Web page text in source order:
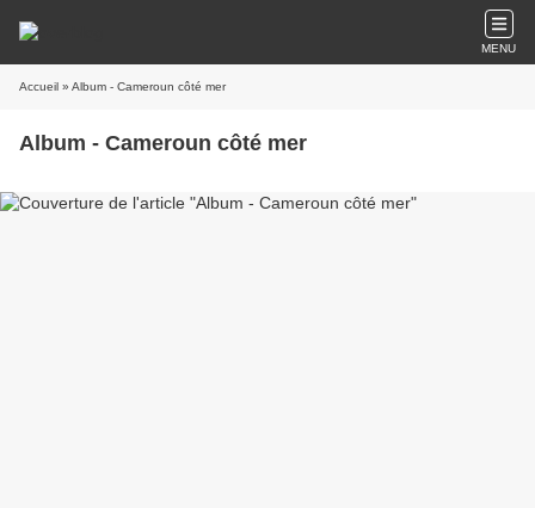
MENU
Accueil » Album - Cameroun côté mer
Album - Cameroun côté mer